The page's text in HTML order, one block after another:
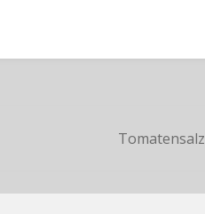
Tomatensalz